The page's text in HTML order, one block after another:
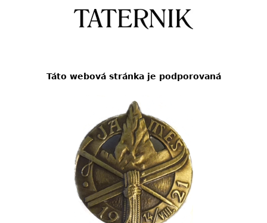
Táto webová stránka je podporovaná